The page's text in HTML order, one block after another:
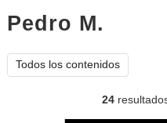
Pedro M.
Todos los contenidos
24